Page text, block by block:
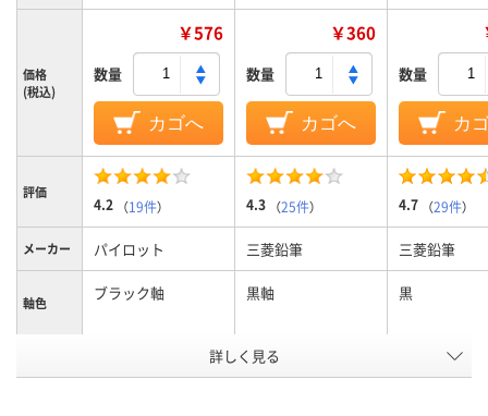
価格
(税込)
￥576
数量
カゴへ
￥360
数量
カゴへ
数量
カ
評価
4.2 （19件） 4.3 （25件） 4.7 （29件）
メーカー パイロット 三菱鉛筆 三菱鉛筆
軸色 ブラック軸 黒軸 黒
0.5mm
詳しく見る